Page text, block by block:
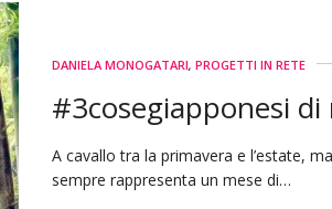
DANIELA MONOGATARI, PROGETTI IN RETE
#3cosegiapponesi di
A cavallo tra la primavera e l’estate,
sempre rappresenta un mese di…